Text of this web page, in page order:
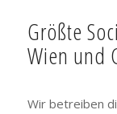
Größte
Wien und
Wir betreiben